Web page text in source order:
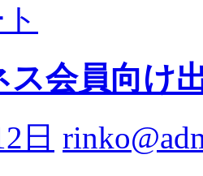
ス会員向け
日